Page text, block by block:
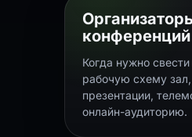
конференций
Когда нужно
рабочую схему
презентации,
онлайн-аудиторию.